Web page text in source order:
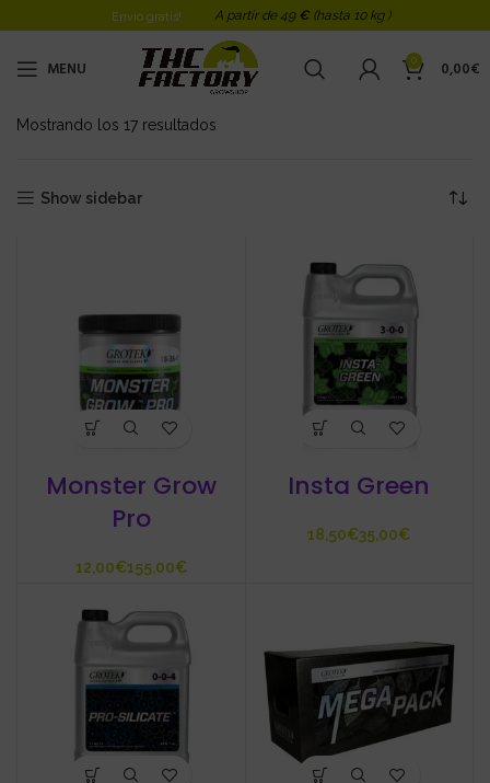
Envio gratis! A partir de 49 € (hasta 10 kg )
MENU 0 0,00€
Mostrando los 17 resultados
Show sidebar
Monster Grow
Pro
€ €
Insta Green
€ €